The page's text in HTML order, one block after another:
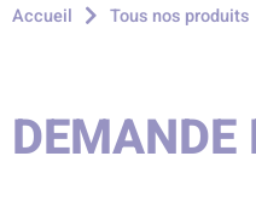
Accueil Tous nos produits
DEMANDE